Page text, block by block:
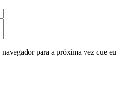
navegador para a próxima vez que eu